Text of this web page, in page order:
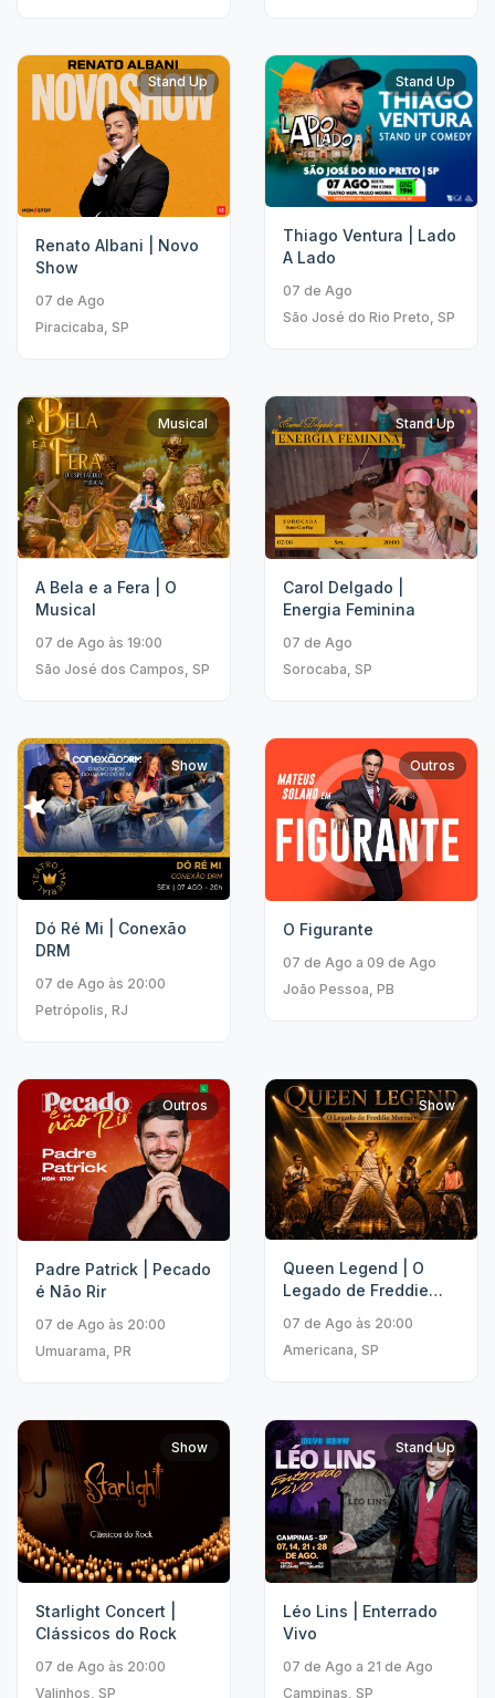
Stand Up
Renato Albani | Novo
Show
07 de Ago
Piracicaba, SP
Stand Up
Thiago Ventura | Lado
A Lado
07 de Ago
São José do Rio Preto, SP
Musical
A Bela e a Fera | O
Musical
07 de Ago às 19:00
São José dos Campos, SP
Stand Up
Carol Delgado |
Energia Feminina
07 de Ago
Sorocaba, SP
Show
Dó Ré Mi | Conexão
DRM
07 de Ago às 20:00
Petrópolis, RJ
Outros
O Figurante
07 de Ago a 09 de Ago
João Pessoa, PB
Outros
Padre Patrick | Pecado
é Não Rir
07 de Ago às 20:00
Umuarama, PR
Show
Queen Legend | O
Legado de Freddie
07 de Ago às 20:00
Americana, SP
Show
Starlight Concert |
Clássicos do Rock
07 de Ago às 20:00
Valinhos, SP
Stand Up
Léo Lins | Enterrado
Vivo
07 de Ago a 21 de Ago
Campinas, SP